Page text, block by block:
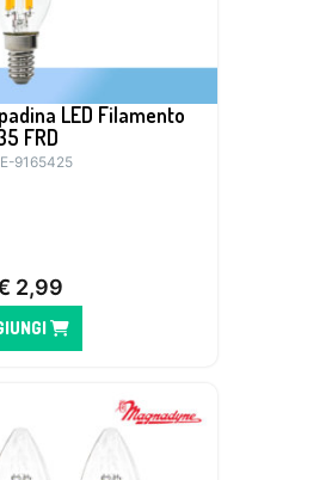
LED Filamento
FRD
9165425
2,99